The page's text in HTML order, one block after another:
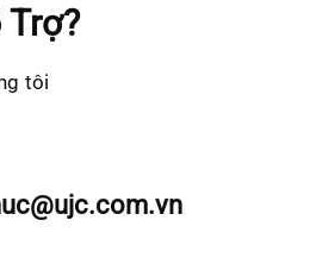
Trợ?
tôi